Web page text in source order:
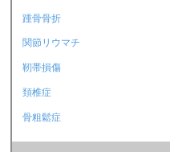
踵骨骨折
関節リウマチ
靭帯損傷
頚椎症
骨粗鬆症